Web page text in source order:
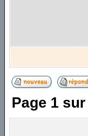
Page 1 sur